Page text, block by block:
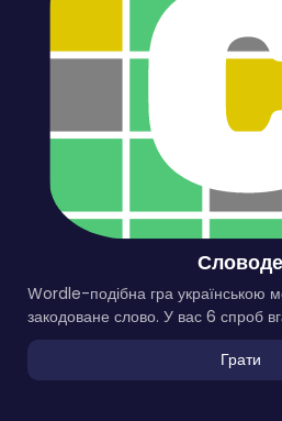
Wordle-подібна гра українською
закодоване слово. У вас 6 спроб
Грати